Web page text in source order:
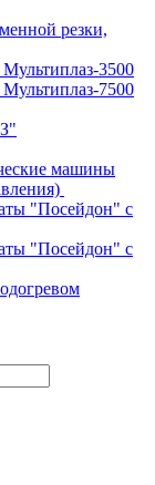
резки,
3500
7500
машины
"Посейдон" с
"Посейдон" с